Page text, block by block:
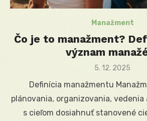
Manažment
Čo je to manažment?
význam
Posted
5. 12. 2025
Definícia manažmentu
plánovania, organizovania,
s cieľom dosiahnuť stanovené